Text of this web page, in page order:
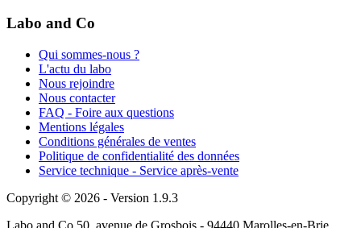
Labo and Co
Qui sommes-nous ?
L'actu du labo
Nous rejoindre
Nous contacter
FAQ - Foire aux questions
Mentions légales
Conditions générales de ventes
Politique de confidentialité des données
Service technique - Service après-vente
Copyright © 2026 - Version 1.9.3